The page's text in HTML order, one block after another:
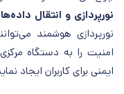
نورپردازی و انتقال داده‌ها
نورپردازی هوشمند
امنیت را به دستگاه
ایمنی برای کاربران ایجاد